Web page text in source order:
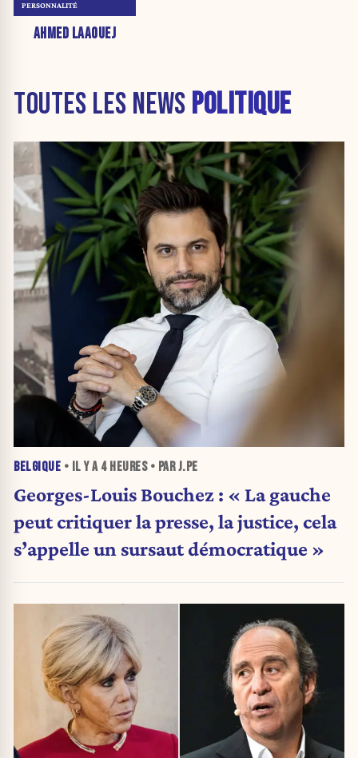
AHMED LAAOUEJ
PERSONNALITÉ
TOUTES LES NEWS POLITIQUE
BELGIQUE • IL Y A 4 HEURES• PAR J.PE
Georges-Louis Bouchez : « La gauche
peut critiquer la presse, la justice, cela
s’appelle un sursaut démocratique »